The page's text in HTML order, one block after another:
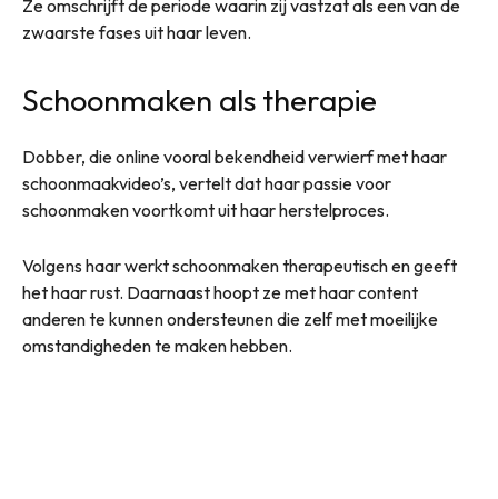
Ze omschrijft de periode waarin zij vastzat als een van de
zwaarste fases uit haar leven.
Schoonmaken als therapie
Dobber, die online vooral bekendheid verwierf met haar
schoonmaakvideo’s, vertelt dat haar passie voor
schoonmaken voortkomt uit haar herstelproces.
Volgens haar werkt schoonmaken therapeutisch en geeft
het haar rust. Daarnaast hoopt ze met haar content
anderen te kunnen ondersteunen die zelf met moeilijke
omstandigheden te maken hebben.